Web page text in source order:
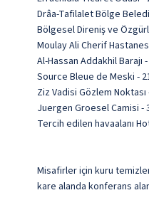
Drâa-Tafilalet Bölge
Bölgesel Direniş ve
Moulay Ali Cherif
Al-Hassan Addakhil Barajı
Source Bleue de Meski -
Ziz Vadisi Gözlem
Juergen Groesel Camisi -
Tercih edilen havaalanı
Misafirler için kuru
kare alanda konferans